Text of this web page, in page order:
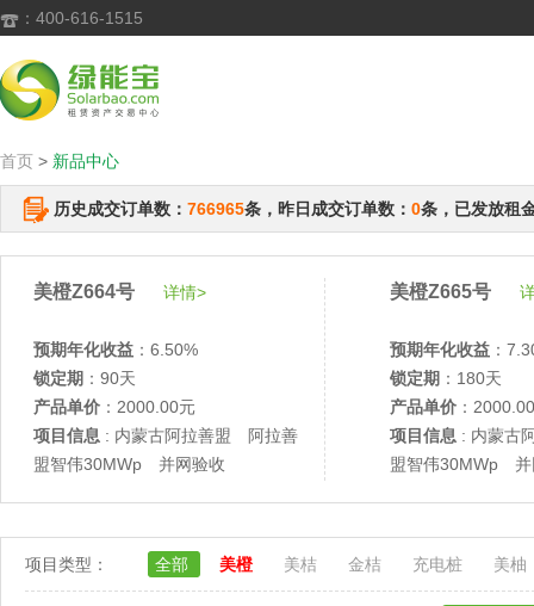
 ：400-616-1515
首页 > 新品中心
历史成交订单数： 766965条，昨日成交订单数： 0条，已发放租
美橙Z664号 详情>
预期年化收益 ：6.50%
锁定期 ：90天
产品单价 ：2000.00元
项目信息 : 内蒙古阿拉善盟 阿拉善
盟智伟30MWp 并网验收
美橙Z665号
预期年化收益 ：
锁定期 ：180天
产品单价 ：
项目信息 : 内蒙古
盟智伟30MWp 并
项目类型： 全部 美橙 美桔 金桔 充电桩 美柚